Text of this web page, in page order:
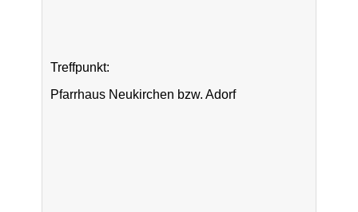
Treffpunkt:
Pfarrhaus Neukirchen bzw. Adorf